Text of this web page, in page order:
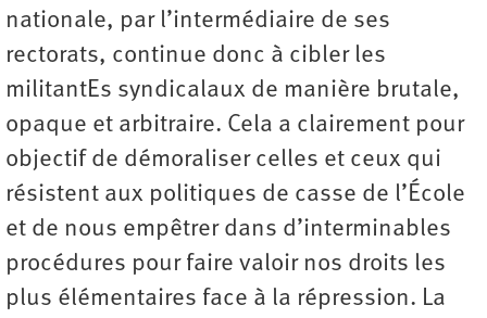
nationale, par l’intermédiaire de ses
rectorats, continue donc à cibler les
militantEs syndicalaux de manière brutale,
opaque et arbitraire. Cela a clairement pour
objectif de démoraliser celles et ceux qui
résistent aux politiques de casse de l’École
et de nous empêtrer dans d’interminables
procédures pour faire valoir nos droits les
plus élémentaires face à la répression. La